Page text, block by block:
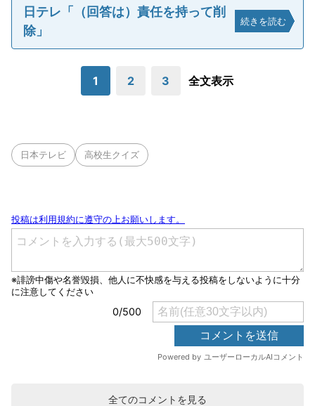
日テレ「（回答は）責任を持って削
除」
続きを読む
1 2 3 全文表示
日本テレビ 高校生クイズ
全てのコメントを見る